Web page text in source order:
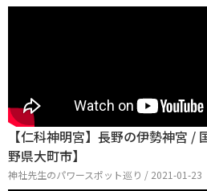
【仁科神明宮】長野の伊勢神宮 /
野県大町市】
神社先生のパワースポット巡り / 2021-01-23